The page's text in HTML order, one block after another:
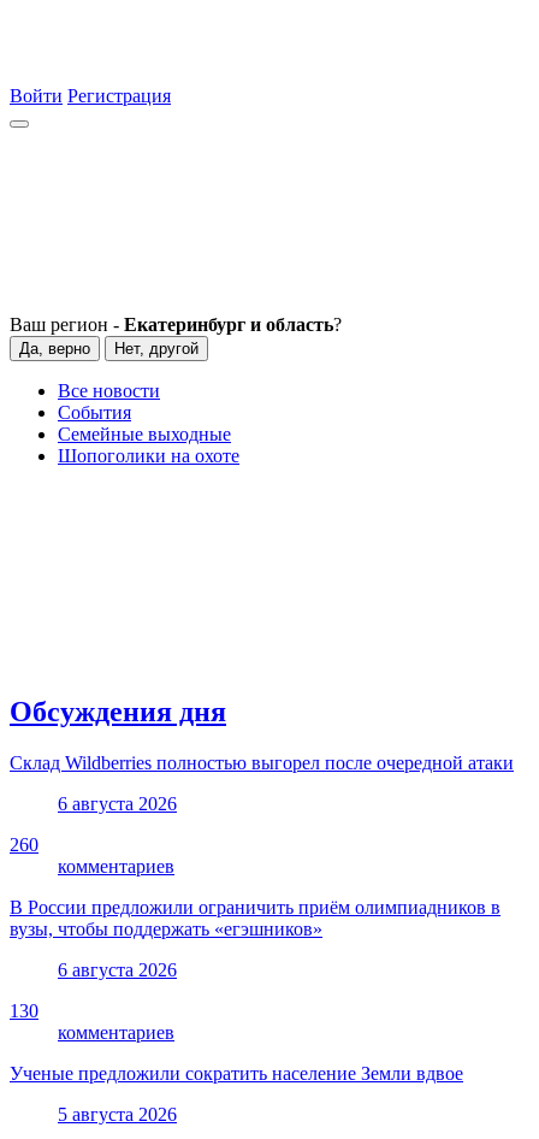
Войти Регистрация
Ваш регион - Екатеринбург и область?
Да, верно Нет, другой
Все новости
События
Семейные выходные
Шопоголики на охоте
Обсуждения дня
Склад Wildberries полностью выгорел после очередной атаки
6 августа 2026
260
комментариев
В России предложили ограничить приём олимпиадников в
вузы, чтобы поддержать «егэшников»
6 августа 2026
130
комментариев
Ученые предложили сократить население Земли вдвое
5 августа 2026